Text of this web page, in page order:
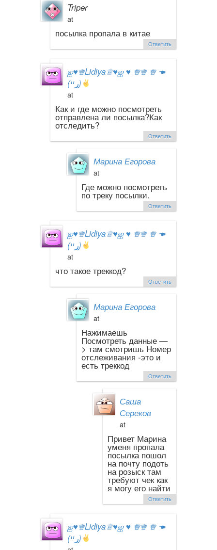
Triper
at
посылка пропала в китае
Ответить
ஐ♥♕Lidiya♕♥ஐ ♥ ♕♕ ♕ ☚
(ړײ)
at
Как и где можно посмотреть
отправлена ли посылка?Как
отследить?
Ответить
Марина Егорова
at
Где можно посмотреть
по треку посылки.
Ответить
ஐ♥♕Lidiya♕♥ஐ ♥ ♕♕ ♕ ☚
(ړײ)
at
что такое треккод?
Ответить
Марина Егорова
at
Нажимаешь
Посмотреть данные —
> там смотришь Номер
отслеживания -это и
есть треккод
Ответить
Саша
Сереков
at
Привет Марина
уменя пропала
посылка пошол
на почту подоть
на розыск там
требуют чек как
я могу его найти
Ответить
ஐ♥♕Lidiya♕♥ஐ ♥ ♕♕ ♕ ☚
(ړײ)